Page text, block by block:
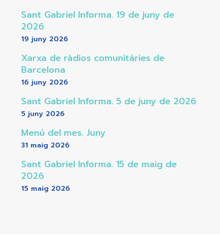
Sant Gabriel Informa. 19 de juny de
2026
19 juny 2026
Xarxa de ràdios comunitàries de
Barcelona
16 juny 2026
Sant Gabriel Informa. 5 de juny de 2026
5 juny 2026
Menú del mes. Juny
31 maig 2026
Sant Gabriel Informa. 15 de maig de
2026
15 maig 2026